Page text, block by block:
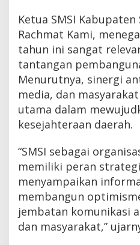
Ketua SMSI Kabupaten
Rachmat Kami,
tahun ini sangat
tantangan
Menurutnya, sinergi
media, dan
utama dalam
kesejahteraan daerah.
“SMSI sebagai
memiliki peran
menyampaikan
membangun
jembatan komunikasi
dan masyarakat,”